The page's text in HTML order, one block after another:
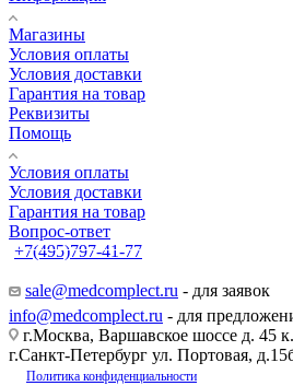
Магазины
Условия оплаты
Условия доставки
Гарантия на товар
Реквизиты
Помощь
Условия оплаты
Условия доставки
Гарантия на товар
Вопрос-ответ
+7(495)797-41-77
sale@medcomplect.ru - для заявок
info@medcomplect.ru - для
г.Москва, Варшавское шоссе д. 45
г.Санкт-Петербург ул. Портовая,
Политика конфиденциальности